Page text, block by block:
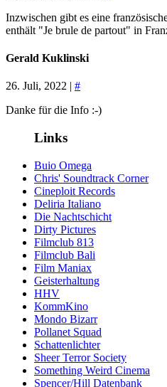
Inzwischen gibt es eine
enthält "Je brule de partout" in
Gerald Kuklinski
26. Juli, 2022 | #
Danke für die Info :-)
Links
Buio Omega
Chris' Soundtrack Corner
Cineploit Records
Deliria Italiano
Die Nachtschicht
Dirty Pictures
Filmclub 813
Filmclub Bali
Film Maniax
Geisterhaltung
HHV
KommKino
Mondo Bizarr
Pollanet Squad
Schattenlichter
Sheer Terror Society
Something Weird Cinema
Spencer/Hill Datenbank